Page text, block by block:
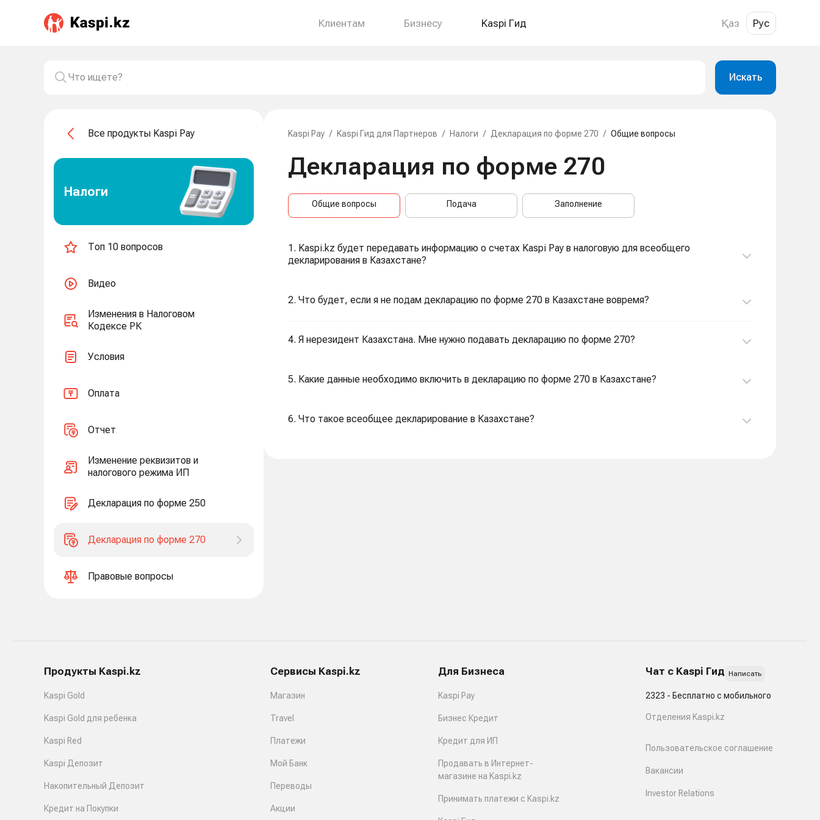
Клиентам Бизнесу Kaspi Гид Қаз Рус
Искать
Все продукты Kaspi Pay
Налоги
Топ 10 вопросов
Видео
Изменения в Налоговом
Кодексе РК
Условия
Оплата
Отчет
Изменение реквизитов и
налогового режима ИП
Декларация по форме 250
Декларация по форме 270
Правовые вопросы
Kaspi Pay / Kaspi Гид для Партнеров / Налоги / Декларация по форме 270 / Общие вопросы
Декларация по форме 270
Общие вопросы Подача Заполнение
1. Kaspi.kz будет передавать информацию о счетах Kaspi Pay в налоговую для всеобщего
декларирования в Казахстане?
2. Что будет, если я не подам декларацию по форме 270 в Казахстане вовремя?
4. Я нерезидент Казахстана. Мне нужно подавать декларацию по форме 270?
5. Какие данные необходимо включить в декларацию по форме 270 в Казахстане?
6. Что такое всеобщее декларирование в Казахстане?
Продукты Kaspi.kz
Kaspi Gold
Kaspi Gold для ребенка
Kaspi Red
Kaspi Депозит
Накопительный Депозит
Кредит на Покупки
Сервисы Kaspi.kz
Магазин
Travel
Платежи
Мой Банк
Переводы
Акции
Для Бизнеса
Kaspi Pay
Бизнес Кредит
Кредит для ИП
Продавать в Интернет-
магазине на Kaspi.kz
Принимать платежи с Kaspi.kz
Чат с Kaspi Гид Написать
2323 - Бесплатно с мобильного
Отделения Kaspi.kz
Пользовательское соглашение
Вакансии
Investor Relations